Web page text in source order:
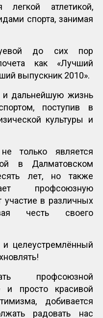
легкой атлетикой,
спорта, занимая
до сих пор
как «Лучший
выпускник 2010».
и дальнейшую жизнь
поступив в
культуры и
только является
в Далматовском
лет, но также
профсоюзную
участие в различных
честь своего
целеустремлённый
профсоюзной
и просто красивой
добивается
радовать нас